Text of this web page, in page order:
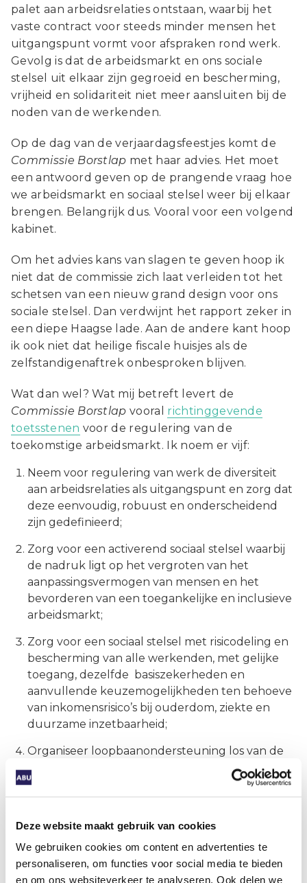
Deze website maakt gebruik van cookies
We gebruiken cookies om content en advertenties te
personaliseren, om functies voor social media te bieden
en om ons websiteverkeer te analyseren. Ook delen we
palet aan arbeidsrelaties ontstaan, waarbij het
vaste contract voor steeds minder mensen het
uitgangspunt vormt voor afspraken rond werk.
Gevolg is dat de arbeidsmarkt en ons sociale
stelsel uit elkaar zijn gegroeid en bescherming,
vrijheid en solidariteit niet meer aansluiten bij de
noden van de werkenden.
Op de dag van de verjaardagsfeestjes komt de
Commissie Borstlap met haar advies. Het moet
een antwoord geven op de prangende vraag hoe
we arbeidsmarkt en sociaal stelsel weer bij elkaar
brengen. Belangrijk dus. Vooral voor een volgend
kabinet.
Om het advies kans van slagen te geven hoop ik
niet dat de commissie zich laat verleiden tot het
schetsen van een nieuw grand design voor ons
sociale stelsel. Dan verdwijnt het rapport zeker in
een diepe Haagse lade. Aan de andere kant hoop
ik ook niet dat heilige fiscale huisjes als de
zelfstandigenaftrek onbesproken blijven.
Wat dan wel? Wat mij betreft levert de
Commissie Borstlap vooral richtinggevende
toetsstenen voor de regulering van de
toekomstige arbeidsmarkt. Ik noem er vijf:
Neem voor regulering van werk de diversiteit
aan arbeidsrelaties als uitgangspunt en zorg dat
deze eenvoudig, robuust en onderscheidend
zijn gedefinieerd;
Zorg voor een activerend sociaal stelsel waarbij
de nadruk ligt op het vergroten van het
aanpassingsvermogen van mensen en het
bevorderen van een toegankelijke en inclusieve
arbeidsmarkt;
Zorg voor een sociaal stelsel met risicodeling en
bescherming van alle werkenden, met gelijke
toegang, dezelfde basiszekerheden en
aanvullende keuzemogelijkheden ten behoeve
van inkomensrisico’s bij ouderdom, ziekte en
duurzame inzetbaarheid;
Organiseer loopbaanondersteuning los van de
arbeidsrelaties en zorg voor persoonlijke
leerrechten, want iedereen moet de regie
kunnen nemen over zijn loopbaan en investeren
Zorg dat het fiscale regime tot minder grote
verschillen in uitkomsten voor werkenden,
opdrachtgevers en werkgevers leidt. Verschillen